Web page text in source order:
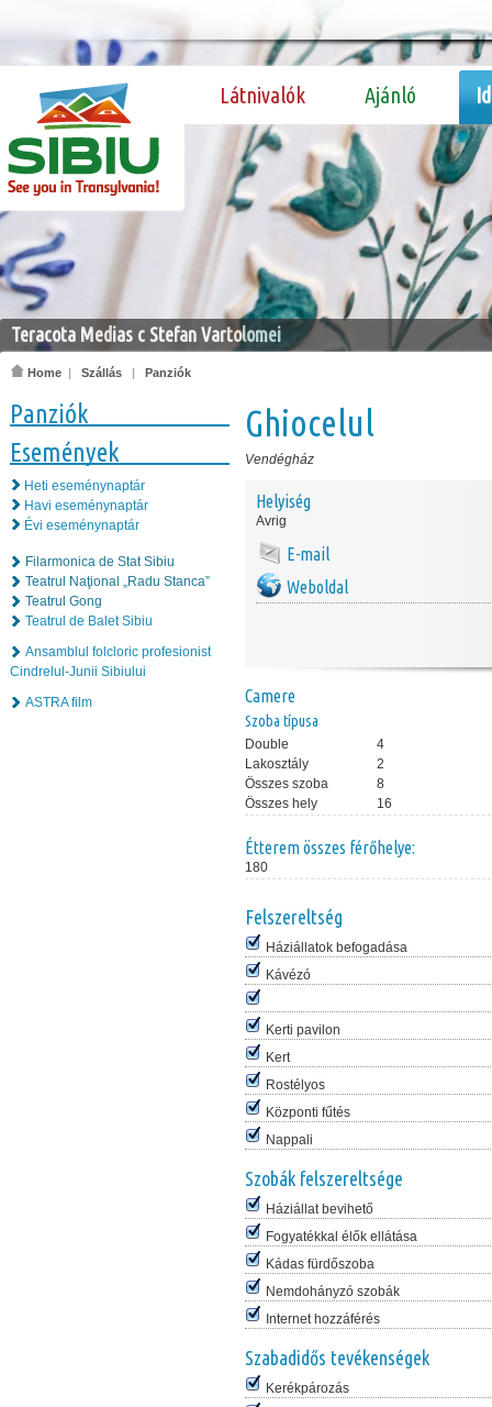
Látnivalók Ajánló
Teracota Medias c Stefan Vartolomei
Home | Szállás | Panziók
Panziók
Események
Heti eseménynaptár
Havi eseménynaptár
Évi eseménynaptár
Filarmonica de Stat Sibiu
Teatrul Naţional „Radu Stanca”
Teatrul Gong
Teatrul de Balet Sibiu
Ansamblul folcloric profesionist
Cindrelul-Junii Sibiului
ASTRA film
Ghiocelul
Vendégház
Helyiség
Avrig
E-mail
Weboldal
Camere
Szoba típusa
Double
4
Lakosztály
2
Összes szoba
8
Összes hely
16
Étterem összes férőhelye:
180
Felszereltség
Háziállatok befogadása
Kávézó
Kerti pavilon
Kert
Rostélyos
Központi fűtés
Nappali
Szobák felszereltsége
Háziállat bevihető
Fogyatékkal élők ellátása
Kádas fürdőszoba
Nemdohányzó szobák
Internet hozzáférés
Szabadidős tevékenségek
Kerékpározás